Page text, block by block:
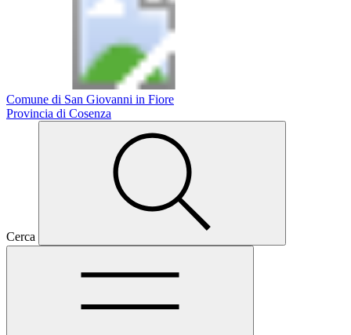
Comune di San Giovanni in Fiore
Provincia di Cosenza
Cerca